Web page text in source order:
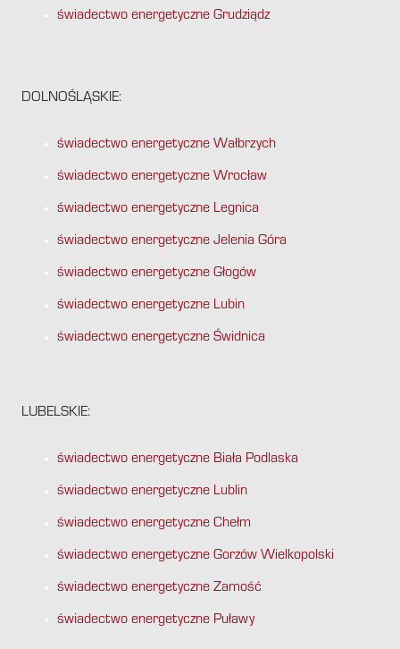
świadectwo energetyczne Grudziądz
DOLNOŚLĄSKIE:
świadectwo energetyczne Wałbrzych
świadectwo energetyczne Wrocław
świadectwo energetyczne Legnica
świadectwo energetyczne Jelenia Góra
świadectwo energetyczne Głogów
świadectwo energetyczne Lubin
świadectwo energetyczne Świdnica
LUBELSKIE:
świadectwo energetyczne Biała Podlaska
świadectwo energetyczne Lublin
świadectwo energetyczne Chełm
świadectwo energetyczne Gorzów Wielkopolski
świadectwo energetyczne Zamość
świadectwo energetyczne Puławy